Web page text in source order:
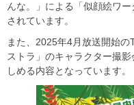
んな。」による「似顔絵ワ
されています。
また、2025年4月放送開始
ストラ」のキャラクター撮
しめる内容となっています。